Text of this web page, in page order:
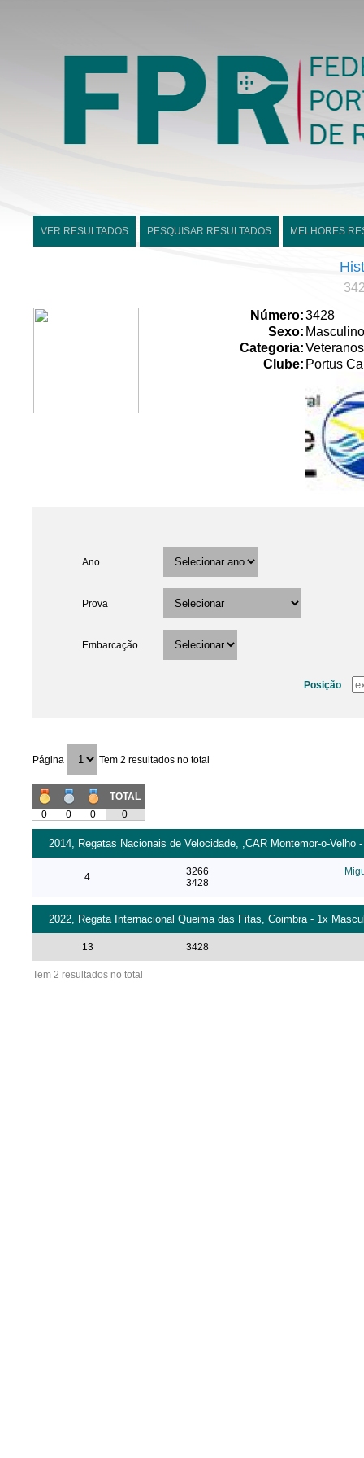
VER RESULTADOS PESQUISAR RESULTADOS MELHORES
Número:3428
Sexo: Masculino
Categoria:Veteranos
Clube: Portus
Ano
Prova
Embarcação
Posição
Página Tem 2 resultados no total
TOTAL
0
0 0 0
2014, Regatas Nacionais de Velocidade, ,CAR Montemor-o-
4
3266
3428
2022, Regata Internacional Queima das Fitas, Coimbra - 1x
13 3428
Tem 2 resultados no total